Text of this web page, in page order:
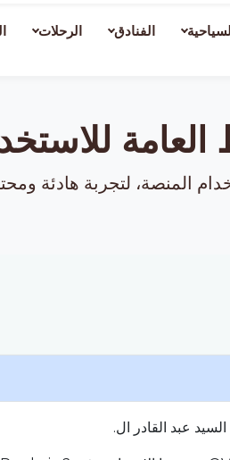
الفنادق الرحلات
المنصة، لتجربة هادئة
عبد القادر ال.